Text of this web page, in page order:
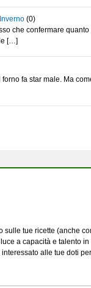
(0)
che confermare
[…]
fa star male. Ma
tue ricette (anche
a capacità e talento
alle tue doti